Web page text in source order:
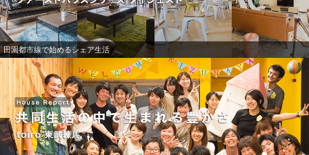
田園都市線で始めるシェア生活